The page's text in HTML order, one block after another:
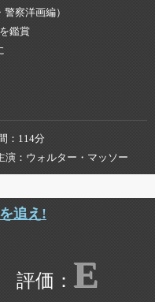
察洋画編）
鑑賞
114分
演 ウォルター・マッソー
追え!
E